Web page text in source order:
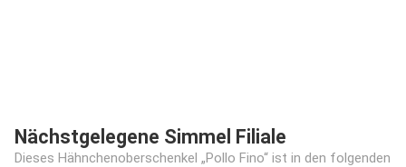
Nächstgelegene Simmel Filiale
Dieses Hähnchenoberschenkel „Pollo Fino“ ist in den folgenden